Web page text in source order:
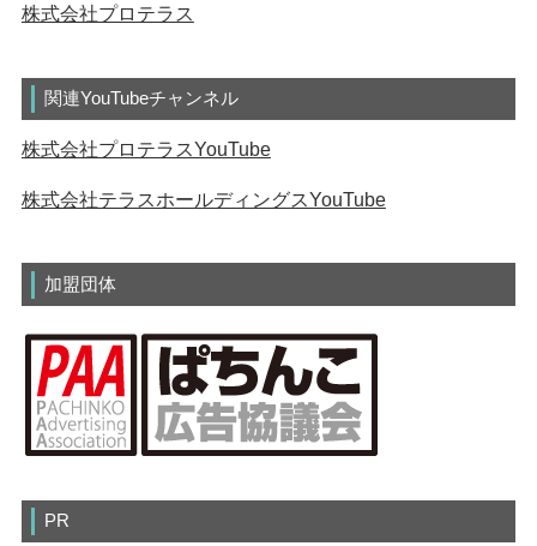
株式会社プロテラス
関連YouTubeチャンネル
株式会社プロテラスYouTube
株式会社テラスホールディングスYouTube
加盟団体
PR